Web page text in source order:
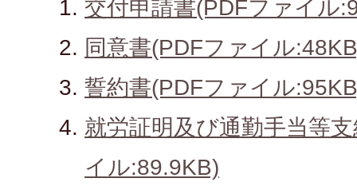
交付申請書(PDFファイル
同意書(PDFファイル
誓約書(PDFファイル
就労証明及び通勤手当等
イル:89.9KB)